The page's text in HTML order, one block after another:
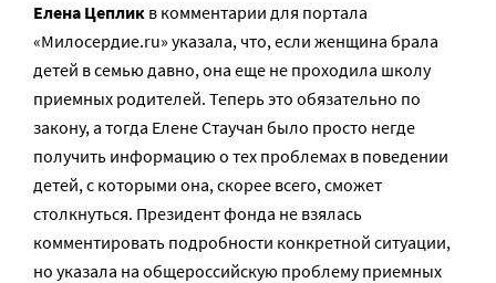
Елена Цеплик в комментарии для портала
«Милосердие.ru» указала, что, если женщина брала
детей в семью давно, она еще не проходила школу
приемных родителей. Теперь это обязательно по
закону, а тогда Елене Стаучан было просто негде
получить информацию о тех проблемах в поведении
детей, с которыми она, скорее всего, сможет
столкнуться. Президент фонда не взялась
комментировать подробности конкретной ситуации,
но указала на общероссийскую проблему приемных